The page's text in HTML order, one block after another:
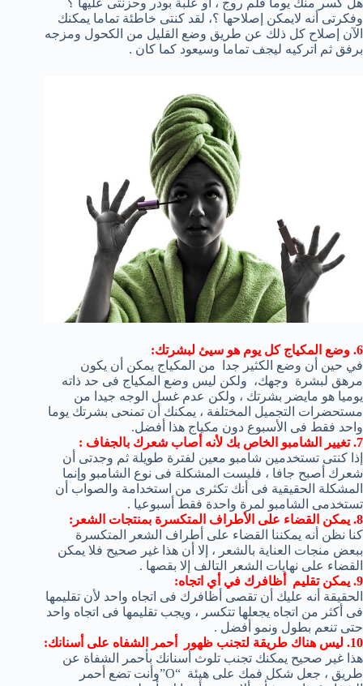
وفكرتى أنه لايمكن إصلاحها ؟، لقد كنتى خاطئة تماما يمكنك
الآن إصلاح كل ذلك عن طريق وضع القليل من الكحول ومزجه
برفق ثم اتركيه ليجف تماما وسيعود كما كان .
6
. وضع المكياجكل يوم هو سيئ لبشرتك:
في حين أن وضع الكثير جدا
من المكياج يمكن أن يكون
مرهق لبشرة وجهك، ولكن ليس وضع المكياج فى حد ذاته
يوميا هو مايضر بشرتك ، ولكن عدم غسل الوجه جيدا من
مستحضرات التجميل المختلفة ، يمكنك أن تمنحى بشرتك يوما
واحد فقط فى الأسبوع دون مكياج هذا أفضل.
7. تغيير الشامبو الخاص بك لأنه أصاب شعرك بالجفاف :
إذا كنتى تستخدمين شامبو معين لفترة طويلة ثم وجدتى أن
شعرك أصبح جافا ، فليست المشكلة فى نوع الشامبو وإنما
المشكلة الحقيقية فى أنك تكثرى من استخدامة والصواب أن
تستخدمى الشامبو لمرة واحدة فقط أسبوعيا .
8. يمكن القضاء على الأطراف المتكسرة بمنتجات الشعر:
كنا نظن أنه يمكننا القضاء على أطراف الشعر المتكسرة
ببعض منجات العناية بالشعر ، إلا أن هذا غير صحيح فلا يمكن
القضاء على نهايات الشعر التالف إلا بقصها .
9
. يمكن تقليم أظافرك في أي اتجاه:
الحقيقة أنه عليك أن تقصى أظافرك فى اتجاه واحد لأن تقليمها
فى أكثر من اتجاه يجعلها تتكسر ، ويجب تقليمها فى اتجاه واحد
حتى تنعم بطول ونمو أفضل .
10
. ليس هناك طريقة لتجنب ظهور أحمر الشفاه على أسنانك:
هذا غير صحيح يمكنك تجنب تلوث أسنانك بأحمر الشفاة عن
طريق ، جعل شكل فمك على هيئة “
O”وأنت تضع أحمر